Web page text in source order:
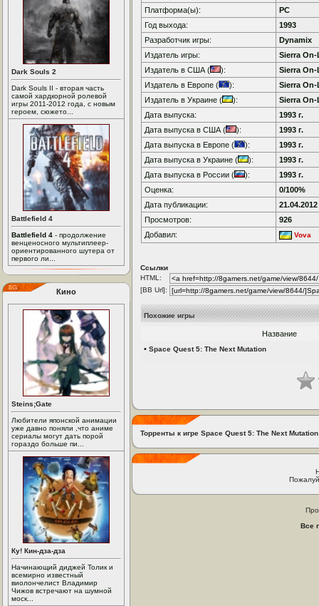
Dark Souls 2
Dark Souls II - вторая часть
самой хардкорной ролевой
игры 2011-2012 года, с новым
героем, сюжето...
Battlefield 4
Battlefield 4 - продолжение
венценосного мультиплеер-
ориентированного шутера от
первого ли...
Кино
Steins;Gate
Любители японской анимации
уже давно поняли ,что аниме
сериалы могут дать порой
гораздо больше пи...
Ку! Кин-дза-дза
Начинающий диджей Толик и
всемирно известный
виолончелист Владимир
Чижов встречают на шумной
моск...
Платформа(ы):
PC
Год выхода:
1993
Разработчик игры:
Dynamix
Издатель игры:
Sierra On-
Издатель в США (
):
Sierra On-
Издатель в Европе (
):
Sierra On-
Издатель в Украине (
):
Sierra On-
Дата выпуска:
1993 г.
Дата выпуска в США (
):
1993 г.
Дата выпуска в Европе (
):
1993 г.
Дата выпуска в Украине (
):
1993 г.
Дата выпуска в России (
):
1993 г.
Оценка:
0/100%
Дата публикации:
21.04.2012
Просмотров:
926
Добавил:
Vova
Ссылки
HTML:
[BB Url]:
Похожие игры
Название
• Space Quest 5: The Next Mutation
Торренты к игре Space Quest 5: The Next Mutation
Все